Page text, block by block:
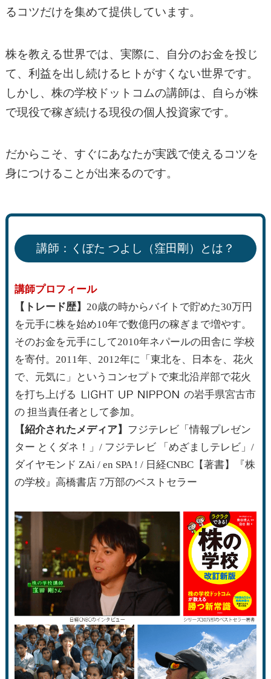
るコツだけを集めて提供しています。
株を教える世界では、実際に、自分のお金を投じ
て、利益を出し続けるヒトがすくない世界です。
しかし、株の学校ドットコムの講師は、自らが株
で現役で稼ぎ続ける現役の個人投資家です。
だからこそ、すぐにあなたが実践で使えるコツを
身につけることが出来るのです。
講師：くぼた つよし（窪田剛）とは？
講師プロフィール
【トレード歴】 20歳の時からバイトで貯めた30万円
を元手に株を始め10年で数億円の稼ぎまで増やす。
そのお金を元手にして2010年ネパールの田舎に 学校
を寄付。2011年、2012年に「東北を、日本を、花火
で、元気に」というコンセプトで東北沿岸部で花火
を打ち上げる
の岩手県宮古市
の 担当責任者として参加。
【紹介されたメディア】 フジテレビ「情報プレゼン
ター とくダネ！」/ フジテレビ 「めざましテレビ」/
ダイヤモンド ZAi / en SPA ! / 日経CNBC【著書】『株
の学校』高橋書店 7万部のベストセラー